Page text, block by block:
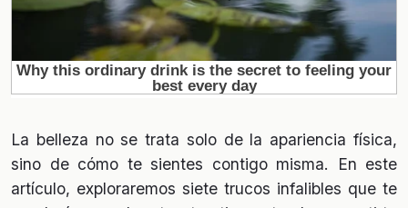
La belleza no se trata solo de la apariencia física,
sino de cómo te sientes contigo misma. En este
artículo, exploraremos siete trucos infalibles que te